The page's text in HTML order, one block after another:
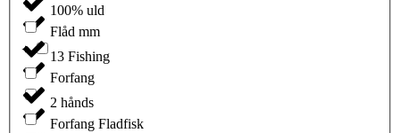
Flåd mm
Forfang
Forfang Fladfisk
100% uld
13 Fishing
2 hånds